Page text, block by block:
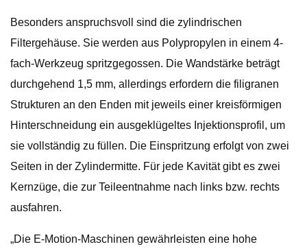
Besonders anspruchsvoll sind die zylindrischen
Filtergehäuse. Sie werden aus Polypropylen in einem 4-
fach-Werkzeug spritzgegossen. Die Wandstärke beträgt
durchgehend 1,5 mm, allerdings erfordern die filigranen
Strukturen an den Enden mit jeweils einer kreisförmigen
Hinterschneidung ein ausgeklügeltes Injektionsprofil, um
sie vollständig zu füllen. Die Einspritzung erfolgt von zwei
Seiten in der Zylindermitte. Für jede Kavität gibt es zwei
Kernzüge, die zur Teileentnahme nach links bzw. rechts
ausfahren.
„Die E-Motion-Maschinen gewährleisten eine hohe